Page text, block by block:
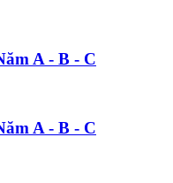
A - B - C
A - B - C